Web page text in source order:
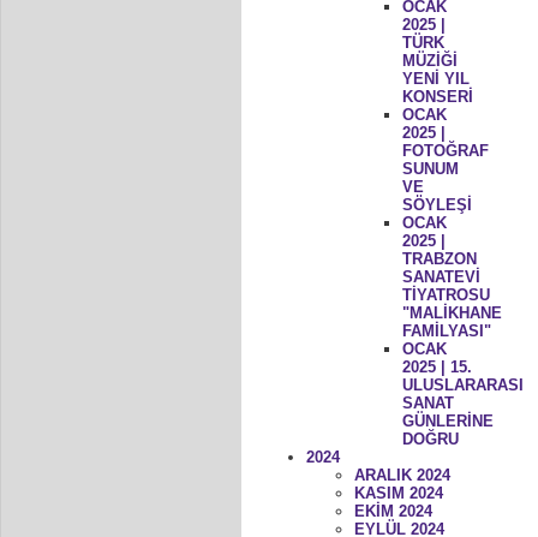
OCAK
2025 |
TÜRK
MÜZİĞİ
YENİ YIL
KONSERİ
OCAK
2025 |
FOTOĞRAF
SUNUM
VE
SÖYLEŞİ
OCAK
2025 |
TRABZON
SANATEVİ
TİYATROSU
"MALİKHANE
FAMİLYASI"
OCAK
2025 | 15.
ULUSLARARASI
SANAT
GÜNLERİNE
DOĞRU
2024
ARALIK 2024
KASIM 2024
EKİM 2024
EYLÜL 2024